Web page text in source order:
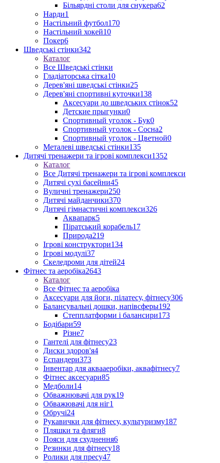
Більярдні столи для снукера62
Нарди1
Настільний футбол170
Настільний хокей10
Покер6
Шведські стінки342
Каталог
Все Шведські стінки
Гладіаторська сітка10
Дерев'яні шведські стінки25
Дерев'яні спортивні куточки138
Аксесуари до шведських стінок52
Детские прыгунки0
Спортивный уголок - Бук0
Спортивный уголок - Сосна2
Спортивный уголок - Цветной0
Металеві шведські стінки135
Дитячі тренажери та ігрові комплекси1352
Каталог
Все Дитячі тренажери та ігрові комплекси
Дитячі сухі басейни45
Вуличні тренажери250
Дитячі майданчики370
Дитячі гімнастичні комплекси326
Аквапарк5
Піратський корабель17
Природа219
Ігрові конструктори134
Ігрові модулі37
Скеледроми для дітей24
Фітнес та аеробіка2643
Каталог
Все Фітнес та аеробіка
Аксесуари для йоги, пілатесу, фітнесу306
Балансувальні дошки, напівсферы192
Степплатформи і балансири173
Бодібари59
Різне7
Гантелі для фітнесу23
Диски здоров'я4
Еспандери373
Інвентар для аквааеробіки, аквафітнесу7
Фітнес аксесуари85
Медболи14
Обважнювачі для рук19
Обважювачі для ніг1
Обручі24
Рукавички для фітнесу, культуризму187
Пляшки та фляги8
Пояси для схуднення6
Резинки для фітнесу18
Ролики для пресу47